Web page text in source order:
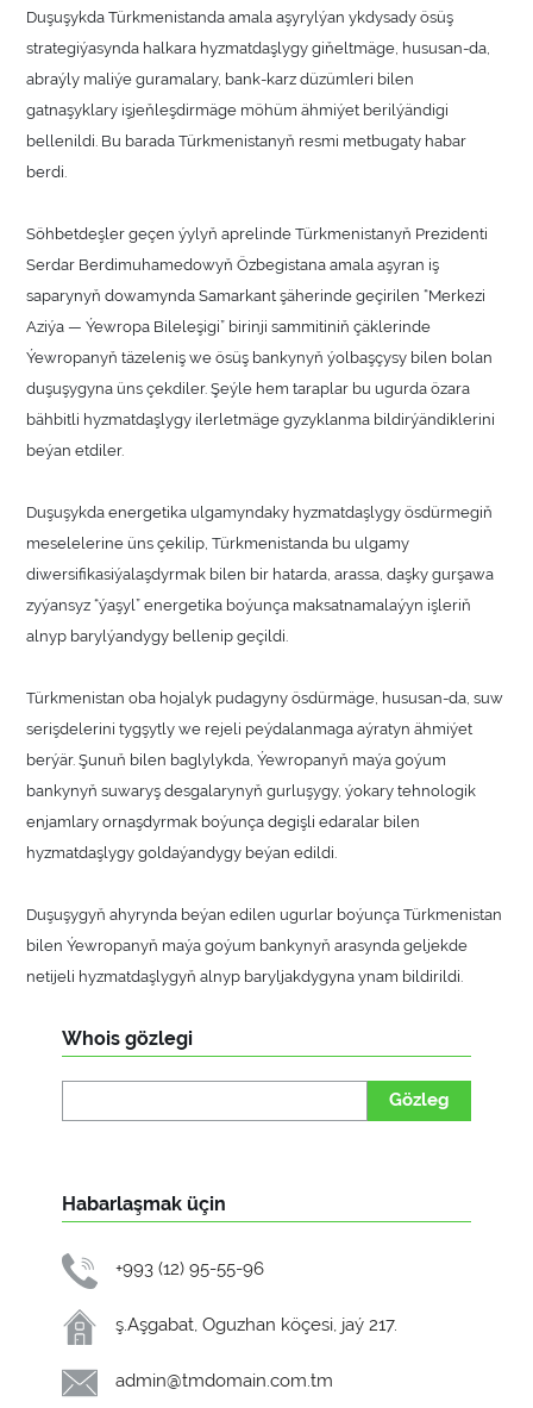
Duşuşykda Türkmenistanda amala aşyrylýan ykdysady ösüş
strategiýasynda halkara hyzmatdaşlygy giňeltmäge, hususan-da,
abraýly maliýe guramalary, bank-karz düzümleri bilen
gatnaşyklary işjeňleşdirmäge möhüm ähmiýet berilýändigi
bellenildi. Bu barada Türkmenistanyň resmi metbugaty habar
berdi.
Söhbetdeşler geçen ýylyň aprelinde Türkmenistanyň Prezidenti
Serdar Berdimuhamedowyň Özbegistana amala aşyran iş
saparynyň dowamynda Samarkant şäherinde geçirilen “Merkezi
Aziýa — Ýewropa Bileleşigi” birinji sammitiniň çäklerinde
Ýewropanyň täzeleniş we ösüş bankynyň ýolbaşçysy bilen bolan
duşuşygyna üns çekdiler. Şeýle hem taraplar bu ugurda özara
bähbitli hyzmatdaşlygy ilerletmäge gyzyklanma bildirýändiklerini
beýan etdiler.
Duşuşykda energetika ulgamyndaky hyzmatdaşlygy ösdürmegiň
meselelerine üns çekilip, Türkmenistanda bu ulgamy
diwersifikasiýalaşdyrmak bilen bir hatarda, arassa, daşky gurşawa
zyýansyz “ýaşyl” energetika boýunça maksatnamalaýyn işleriň
alnyp barylýandygy bellenip geçildi.
Türkmenistan oba hojalyk pudagyny ösdürmäge, hususan-da, suw
serişdelerini tygşytly we rejeli peýdalanmaga aýratyn ähmiýet
berýär. Şunuň bilen baglylykda, Ýewropanyň maýa goýum
bankynyň suwaryş desgalarynyň gurluşygy, ýokary tehnologik
enjamlary ornaşdyrmak boýunça degişli edaralar bilen
hyzmatdaşlygy goldaýandygy beýan edildi.
Duşuşygyň ahyrynda beýan edilen ugurlar boýunça Türkmenistan
bilen Ýewropanyň maýa goýum bankynyň arasynda geljekde
netijeli hyzmatdaşlygyň alnyp baryljakdygyna ynam bildirildi.
Whois gözlegi
Gözleg
Habarlaşmak üçin
+993 (12) 95-55-96
ş.Aşgabat, Oguzhan köçesi, jaý 217.
admin@tmdomain.com.tm